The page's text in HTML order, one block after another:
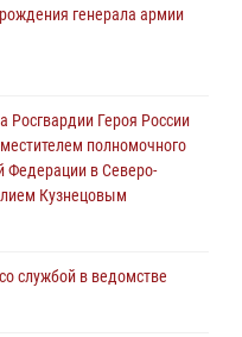
генерала армии
Росгвардии Героя России
полномочного
Федерации в Северо-
Кузнецовым
службой в ведомстве